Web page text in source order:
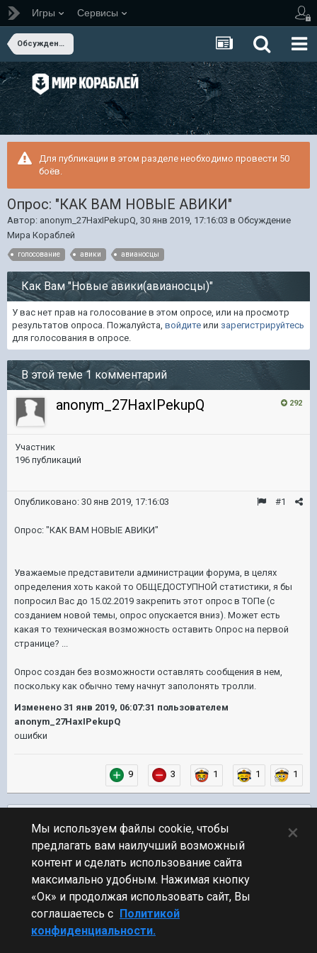
Игры Сервисы
Обсуждение Мира Кораблей
Для публикации в этом разделе необходимо провести 50
боёв.
Опрос: "КАК ВАМ НОВЫЕ АВИКИ"
Автор: anonym_27HaxIPekupQ, 30 янв 2019, 17:16:03 в Обсуждение
Мира Кораблей
голосование авики авианосцы
Как Вам "Новые авики(авианосцы)"
У вас нет прав на голосование в этом опросе, или на просмотр
результатов опроса. Пожалуйста, войдите или зарегистрируйтесь
для голосования в опросе.
В этой теме 1 комментарий
292
anonym_27HaxIPekupQ
Участник
196 публикаций
#1
Опубликовано: 30 янв 2019, 17:16:03
Опрос: "КАК ВАМ НОВЫЕ АВИКИ"
Уважаемые представители администрации форума, в целях
определения хоть какой то ОБЩЕДОСТУПНОЙ статистики, я бы
попросил Вас до 15.02.2019 закрепить этот опрос в ТОПе (с
созданием новой темы, опрос опускается вниз). Может есть
какая то техническая возможность оставить Опрос на первой
странице? ...
Опрос создан без возможности оставлять сообщения в нем,
поскольку как обычно тему начнут заполонять тролли.
Изменено 31 янв 2019, 06:07:31 пользователем
anonym_27HaxIPekupQ
ошибки
9 3 1 1 1
ПЕРЕЙТИ К СПИСКУ ТЕМ
Обсуждение Мира Кораблей
Стиль
Мы используем файлы cookie, чтобы
предлагать вам наилучший возможный
контент и сделать использование сайта
максимально удобным. Нажимая кнопку
«Ок» и продолжая использовать сайт, Вы
соглашаетесь с Политикой
конфиденциальности.
×